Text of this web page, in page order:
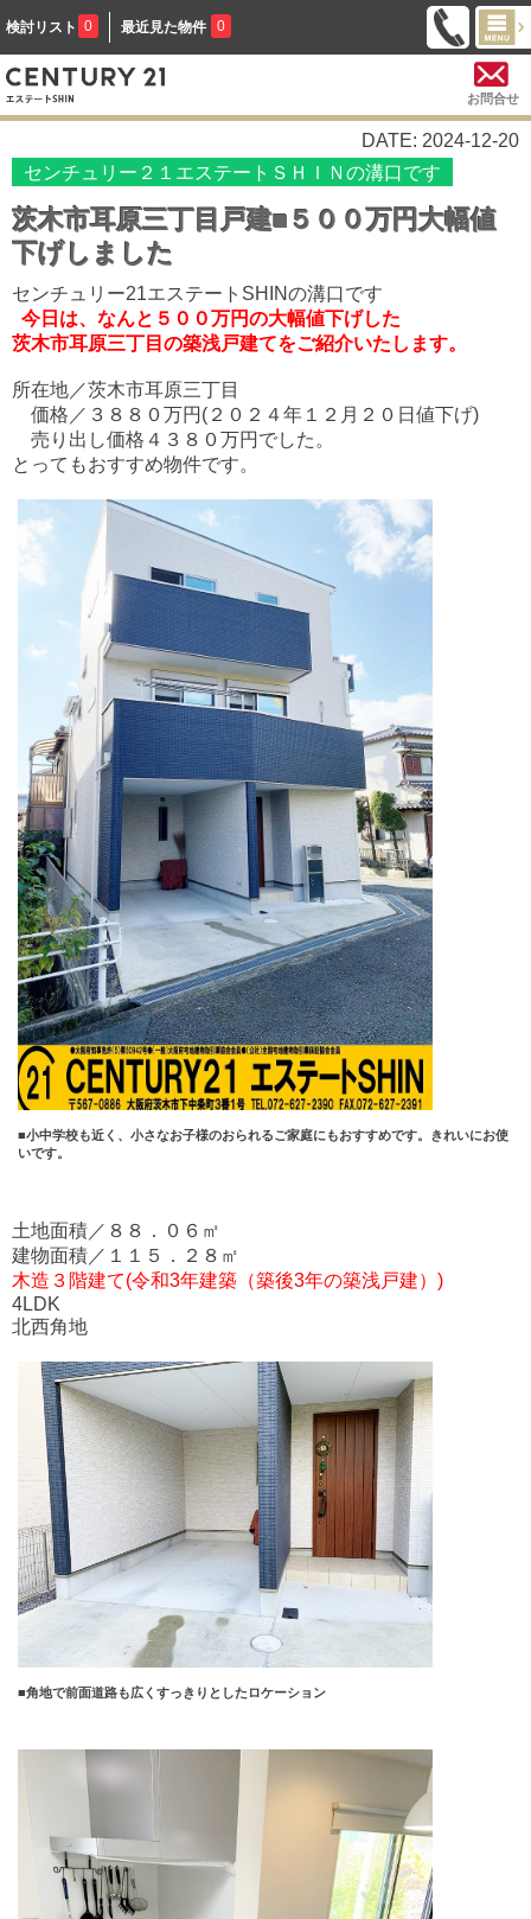
検討リスト 0 最近見た物件 0
お問合せ
DATE: 2024-12-20
センチュリー２１エステートＳＨＩＮの溝口です
茨木市耳原三丁目戸建■５００万円大幅値
下げしました
センチュリー21エステートSHINの溝口です
今日は、なんと５００万円の大幅値下げした
茨木市耳原三丁目の築浅戸建てをご紹介いたします。
所在地／茨木市耳原三丁目
価格／３８８０万円(２０２４年１２月２０日値下げ)
売り出し価格４３８０万円でした。
とってもおすすめ物件です。
■小中学校も近く、小さなお子様のおられるご家庭にもおすすめです。きれいにお使
いです。
土地面積／８８．０６㎡
建物面積／１１５．２８㎡
木造３階建て(令和3年建築（築後3年の築浅戸建）)
4LDK
北西角地
■角地で前面道路も広くすっきりとしたロケーション